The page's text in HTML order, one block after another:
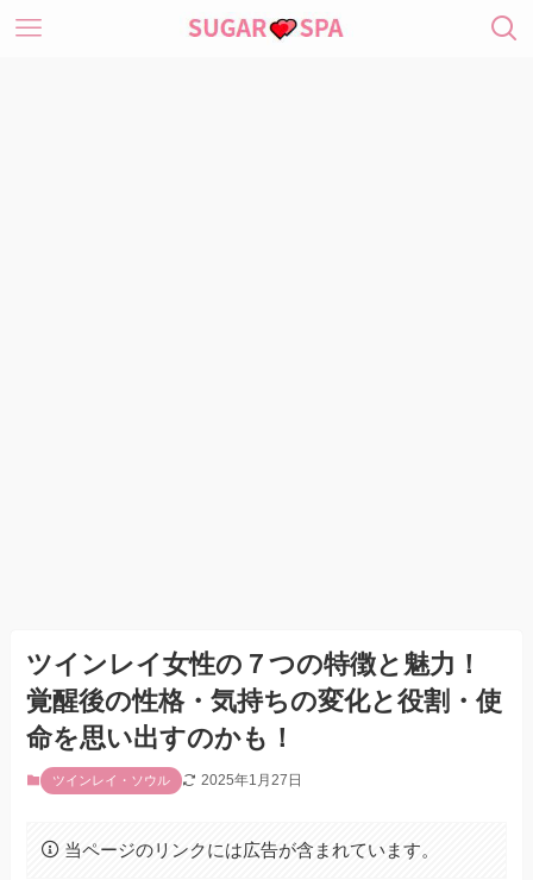
ツインレイ女性の７つの特徴と魅力！
覚醒後の性格・気持ちの変化と役割・使
命を思い出すのかも！
ツインレイ・ソウル 2025年1月27日
当ページのリンクには広告が含まれています。